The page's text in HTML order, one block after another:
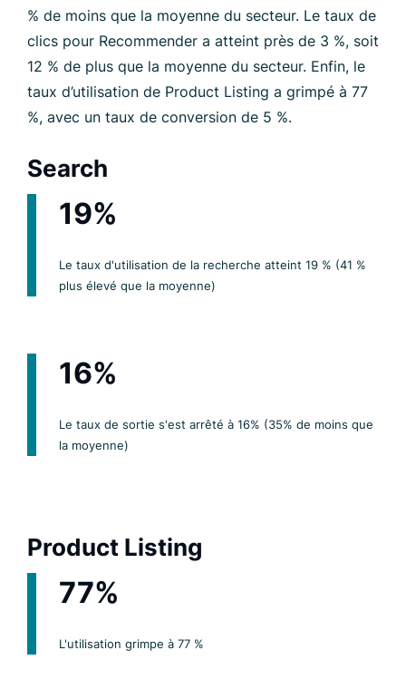
% de moins que la moyenne du secteur. Le taux de
clics pour Recommender a atteint près de 3 %, soit
12 % de plus que la moyenne du secteur. Enfin, le
taux d’utilisation de Product Listing a grimpé à 77
%, avec un taux de conversion de 5 %.
Search
19%
Le taux d'utilisation de la recherche atteint 19 % (41 %
plus élevé que la moyenne)
16%
Le taux de sortie s'est arrêté à 16% (35% de moins que
la moyenne)
Product Listing
77%
L'utilisation grimpe à 77 %